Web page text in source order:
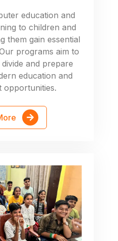
education and
to children and
them gain essential
programs aim to
and prepare
education and
opportunities.